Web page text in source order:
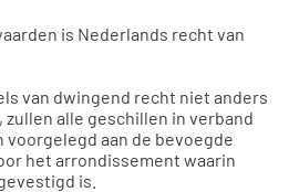
is Nederlands recht van
van dwingend recht niet anders
alle geschillen in verband
aan de bevoegde
het arrondissement waarin
is.